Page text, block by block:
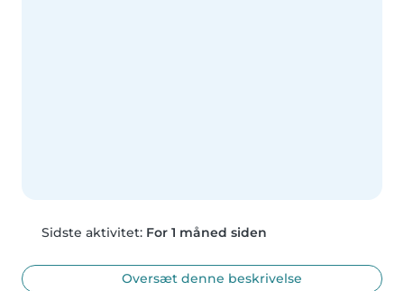
Sidste aktivitet: For 1 måned siden
Oversæt denne beskrivelse